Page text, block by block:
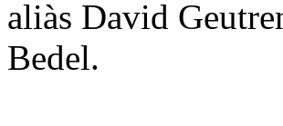
aliàs David
Bedel.